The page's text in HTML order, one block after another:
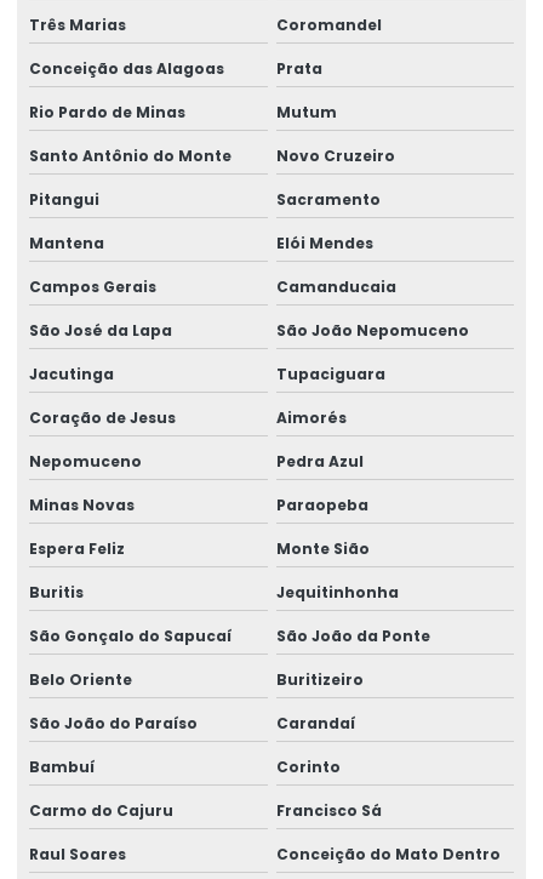
Serviço De Manutenção Preventiva
Serviço De Montagem De Elevadores De Carga
Serviço De Reforma De Pontes Rolantes
Sistema De Içamento Com Trole Motorizado
Sistema festoon para pontes rolantes
Talha De Cabo Aço Com Monitoramento
Talha De Cabo De Aço Eletrônica
Talha De Cinta Aço Carbono
Talha De Cinta Elétrica Aço Carbono Versátil
Talha Elétrica
Talha Elétrica 125 Kg A 5 Toneladas
Talha Elétrica Aço Carbono
Talha Elétrica Aço Inox
Talha Elétrica Baixa Altura
Três Marias Coromandel
Conceição das Alagoas Prata
Rio Pardo de Minas Mutum
Santo Antônio do Monte Novo Cruzeiro
Pitangui Sacramento
Mantena Elói Mendes
Campos Gerais Camanducaia
São José da Lapa São João Nepomuceno
Jacutinga Tupaciguara
Coração de Jesus Aimorés
Nepomuceno Pedra Azul
Minas Novas Paraopeba
Espera Feliz Monte Sião
Buritis Jequitinhonha
São Gonçalo do Sapucaí São João da Ponte
Belo Oriente Buritizeiro
São João do Paraíso Carandaí
Bambuí Corinto
Carmo do Cajuru Francisco Sá
Raul Soares Conceição do Mato Dentro